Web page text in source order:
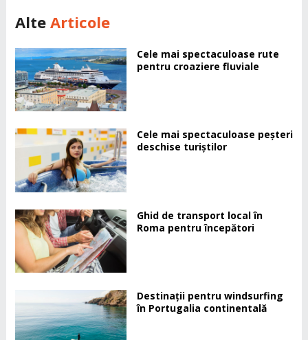
Alte Articole
Cele mai spectaculoase rute
pentru croaziere fluviale
Cele mai spectaculoase peșteri
deschise turiștilor
Ghid de transport local în
Roma pentru începători
Destinații pentru windsurfing
în Portugalia continentală